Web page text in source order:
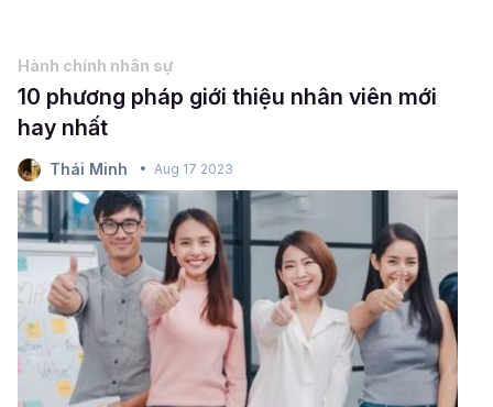
Hành chính nhân sự
10 phương pháp giới thiệu nhân viên mới
hay nhất
Thái Minh Aug 17 2023